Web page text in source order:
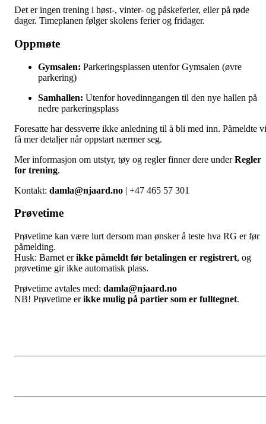
Det er ingen trening i høst-, vinter- og påskeferier, eller på røde
dager. Timeplanen følger skolens ferier og fridager.
Oppmøte
Gymsalen: Parkeringsplassen utenfor Gymsalen (øvre
parkering)
Samhallen: Utenfor hovedinngangen til den nye hallen på
nedre parkeringsplass
Foresatte har dessverre ikke anledning til å bli med inn. Påmeldte
få mer detaljer når oppstart nærmer seg.
Mer informasjon om utstyr, tøy og regler finner dere underRegler
for trening.
Kontakt: damla@njaard.no | +47 465 57 301
Prøvetime
Prøvetime kan være lurt dersom man ønsker å teste hva RG er før
påmelding.
Husk: Barnet erikke påmeldt før betalingen er registrert, og
prøvetime gir ikke automatisk plass.
Prøvetime avtales med: damla@njaard.no
NB! Prøvetime erikke mulig på partier som er fulltegnet.